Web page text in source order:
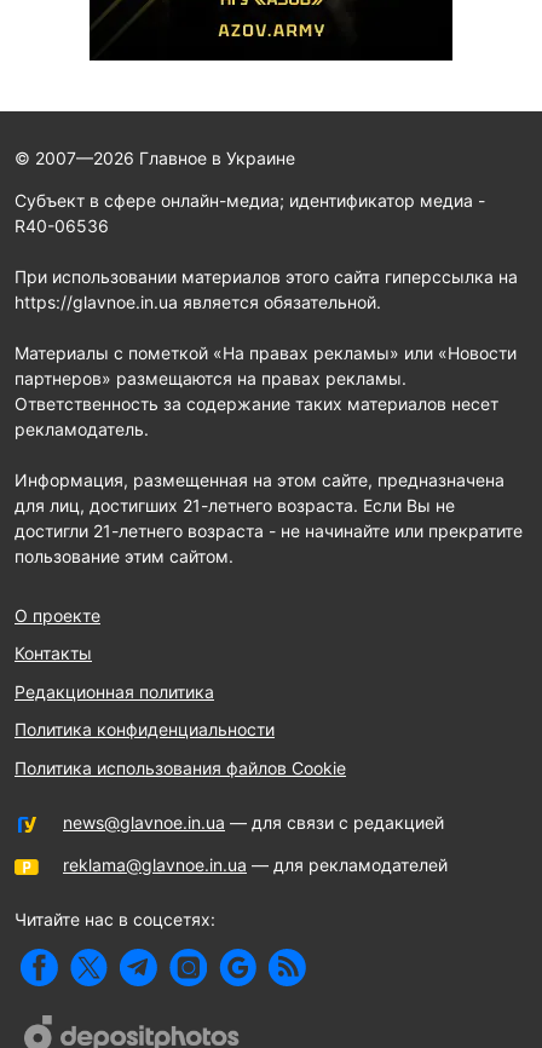
© 2007—2026 Главное в Украине
Субъект в сфере онлайн-медиа; идентификатор медиа -
R40-06536
При использовании материалов этого сайта гиперссылка на
https://glavnoe.in.ua является обязательной.
Материалы с пометкой «На правах рекламы» или «Новости
партнеров» размещаются на правах рекламы.
Ответственность за содержание таких материалов несет
рекламодатель.
Информация, размещенная на этом сайте, предназначена
для лиц, достигших 21-летнего возраста. Если Вы не
достигли 21-летнего возраста - не начинайте или прекратите
пользование этим сайтом.
О проекте
Контакты
Редакционная политика
Политика конфиденциальности
Политика использования файлов Cookie
news@glavnoe.in.ua — для связи с редакцией
reklama@glavnoe.in.ua — для рекламодателей
Читайте нас в соцсетях: